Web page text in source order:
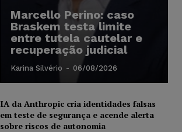
Marcello Perino: caso
Braskem testa limite
entre tutela cautelar e
recuperação judicial
Karina Silvério - 06/08/2026
IA da Anthropic cria identidades falsas
em teste de segurança e acende alerta
sobre riscos de autonomia